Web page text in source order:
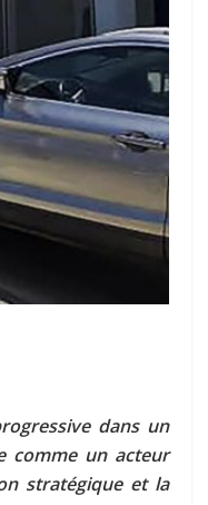
dans un
comme un acteur
stratégique et la